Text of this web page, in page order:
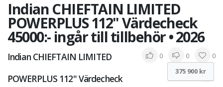
Indian CHIEFTAIN LIMITED
POWERPLUS 112" Värdecheck
45000:- ingår till tillbehör • 2026
Indian CHIEFTAIN LIMITED
POWERPLUS 112" Värdecheck
0 0 0
375 900 kr